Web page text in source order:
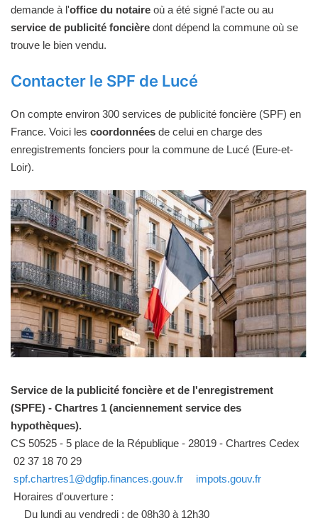
demande à l'office du notaire où a été signé l'acte ou au
service de publicité foncière dont dépend la commune où se
trouve le bien vendu.
Contacter le SPF de Lucé
On compte environ 300 services de publicité foncière (SPF) en
France. Voici les coordonnées de celui en charge des
enregistrements fonciers pour la commune de Lucé (Eure-et-
Loir).
Service de la publicité foncière et de l'enregistrement
(SPFE) - Chartres 1 (anciennement service des
hypothèques).
CS 50525 - 5 place de la République - 28019 - Chartres Cedex
02 37 18 70 29
spf.chartres1@dgfip.finances.gouv.fr
impots.gouv.fr
Horaires d'ouverture :
Du lundi au vendredi : de 08h30 à 12h30